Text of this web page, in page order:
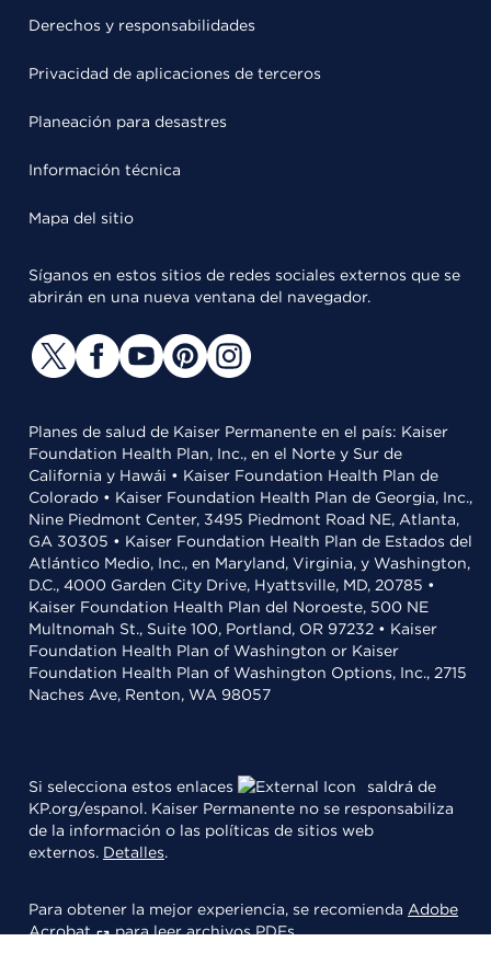
Derechos y responsabilidades
Privacidad de aplicaciones de terceros
Planeación para desastres
Información técnica
Mapa del sitio
Síganos en estos sitios de redes sociales externos que se
abrirán en una nueva ventana del navegador.
Planes de salud de Kaiser Permanente en el país: Kaiser
Foundation Health Plan, Inc., en el Norte y Sur de
California y Hawái • Kaiser Foundation Health Plan de
Colorado • Kaiser Foundation Health Plan de Georgia, Inc.,
Nine Piedmont Center, 3495 Piedmont Road NE, Atlanta,
GA 30305 • Kaiser Foundation Health Plan de Estados del
Atlántico Medio, Inc., en Maryland, Virginia, y Washington,
D.C., 4000 Garden City Drive, Hyattsville, MD, 20785 •
Kaiser Foundation Health Plan del Noroeste, 500 NE
Multnomah St., Suite 100, Portland, OR 97232 • Kaiser
Foundation Health Plan of Washington or Kaiser
Foundation Health Plan of Washington Options, Inc., 2715
Naches Ave, Renton, WA 98057
Si selecciona estos enlaces
saldrá de
KP.org/espanol. Kaiser Permanente no se responsabiliza
de la información o las políticas de sitios web
externos. Detalles.
Para obtener la mejor experiencia, se recomienda Adobe
Acrobat
para leer archivos PDFs.